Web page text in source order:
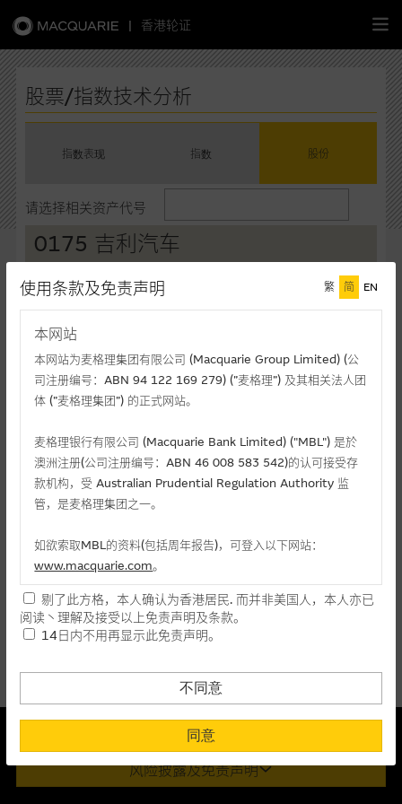
| 香港轮证
选股攻略
中资股票专页
麦格理投资教室
会员专区
关於我们
股票/指数技术分析
指数表现 指数 股份
请选择相关资产代号
0175 吉利汽车
现价(港元)
18.74
升/跌(%)
+1.74%
18.75
最後更新时间: 10-08-2026 09:45 (十五分钟延迟)
相关图表
相关认股证/牛熊证
编号 相关资产
14158 吉利汽车(认购) 23.888
27680
吉利汽车(认购) 28.888
使用条款及免责声明 繁 简 EN
本网站
本网站为麦格理集团有限公司 (Macquarie Group Limited) (公
司注册编号：ABN 94 122 169 279) (”麦格理”) 及其相关法人团
体 (”麦格理集团”) 的正式网站。
麦格理银行有限公司 (Macquarie Bank Limited) ("MBL") 是於
澳洲注册(公司注册编号：ABN 46 008 583 542)的认可接受存
款机构，受 Australian Prudential Regulation Authority 监
管，是麦格理集团之一。
如欲索取MBL的资料(包括周年报告)，可登入以下网站：
www.macquarie.com。
本网站所载资料会随时更改，而不作另行通知，如阁下欲取麦格
理的资料，可直接联络本集团职员。
民使用，并不提供或发售予美国人。本网站内容无意要约或唆使
阁下购买证券丶基金单位或其他投资工具(不论在参考条款上或在
其他地方)，但清楚表明上述意图的个别段落则属例外。
提供网站内容的基准 － 使用时请考虑个人风险
剔了此方格，本人确认为香港居民. 而并非美国人，本人亦已
阅读丶理解及接受以上免责声明及条款。
14日内不用再显示此免责声明。
不同意
同意
此内容来自我们在所示日期时认为可靠之来源，且均以真诚提供。然
而，Macquarie Capital Limited (CE No. AAC 534)(「 MCL 」)不作陈
风险披露及免责声明